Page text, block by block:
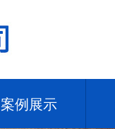
案例展示